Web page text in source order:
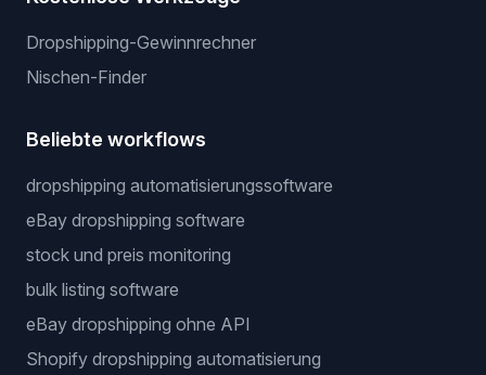
Dropshipping-Gewinnrechner
Nischen-Finder
Beliebte workflows
dropshipping automatisierungssoftware
eBay dropshipping software
stock und preis monitoring
bulk listing software
eBay dropshipping ohne API
Shopify dropshipping automatisierung